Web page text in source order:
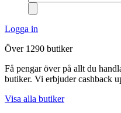
Logga in
Över 1290 butiker
Få pengar över på allt du
butiker. Vi erbjuder cashback
Visa alla butiker